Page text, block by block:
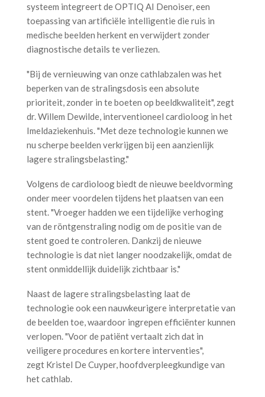
systeem integreert de OPTIQ AI Denoiser, een
toepassing van artificiële intelligentie die ruis in
medische beelden herkent en verwijdert zonder
diagnostische details te verliezen.
"Bij de vernieuwing van onze cathlabzalen was het
beperken van de stralingsdosis een absolute
prioriteit, zonder in te boeten op beeldkwaliteit", zegt
dr. Willem Dewilde, interventioneel cardioloog in het
Imeldaziekenhuis. "Met deze technologie kunnen we
nu scherpe beelden verkrijgen bij een aanzienlijk
lagere stralingsbelasting."
Volgens de cardioloog biedt de nieuwe beeldvorming
onder meer voordelen tijdens het plaatsen van een
stent. "Vroeger hadden we een tijdelijke verhoging
van de röntgenstraling nodig om de positie van de
stent goed te controleren. Dankzij de nieuwe
technologie is dat niet langer noodzakelijk, omdat de
stent onmiddellijk duidelijk zichtbaar is."
Naast de lagere stralingsbelasting laat de
technologie ook een nauwkeurigere interpretatie van
de beelden toe, waardoor ingrepen efficiënter kunnen
verlopen. "Voor de patiënt vertaalt zich dat in
veiligere procedures en kortere interventies",
zegt Kristel De Cuyper, hoofdverpleegkundige van
het cathlab.